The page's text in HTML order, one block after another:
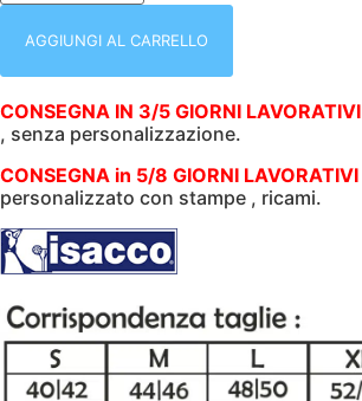
|
LUNGA
|
|
ELASTICIZZATO
|
BOHEME
|
LAVA
INDOSSA
180
GR/M2
quantità
AGGIUNGI AL CARRELLO
CONSEGNA IN 3/5 GIORNI LAVORATIVI
, senza personalizzazione.
CONSEGNA in 5/8 GIORNI LAVORATIVI
personalizzato con stampe , ricami.